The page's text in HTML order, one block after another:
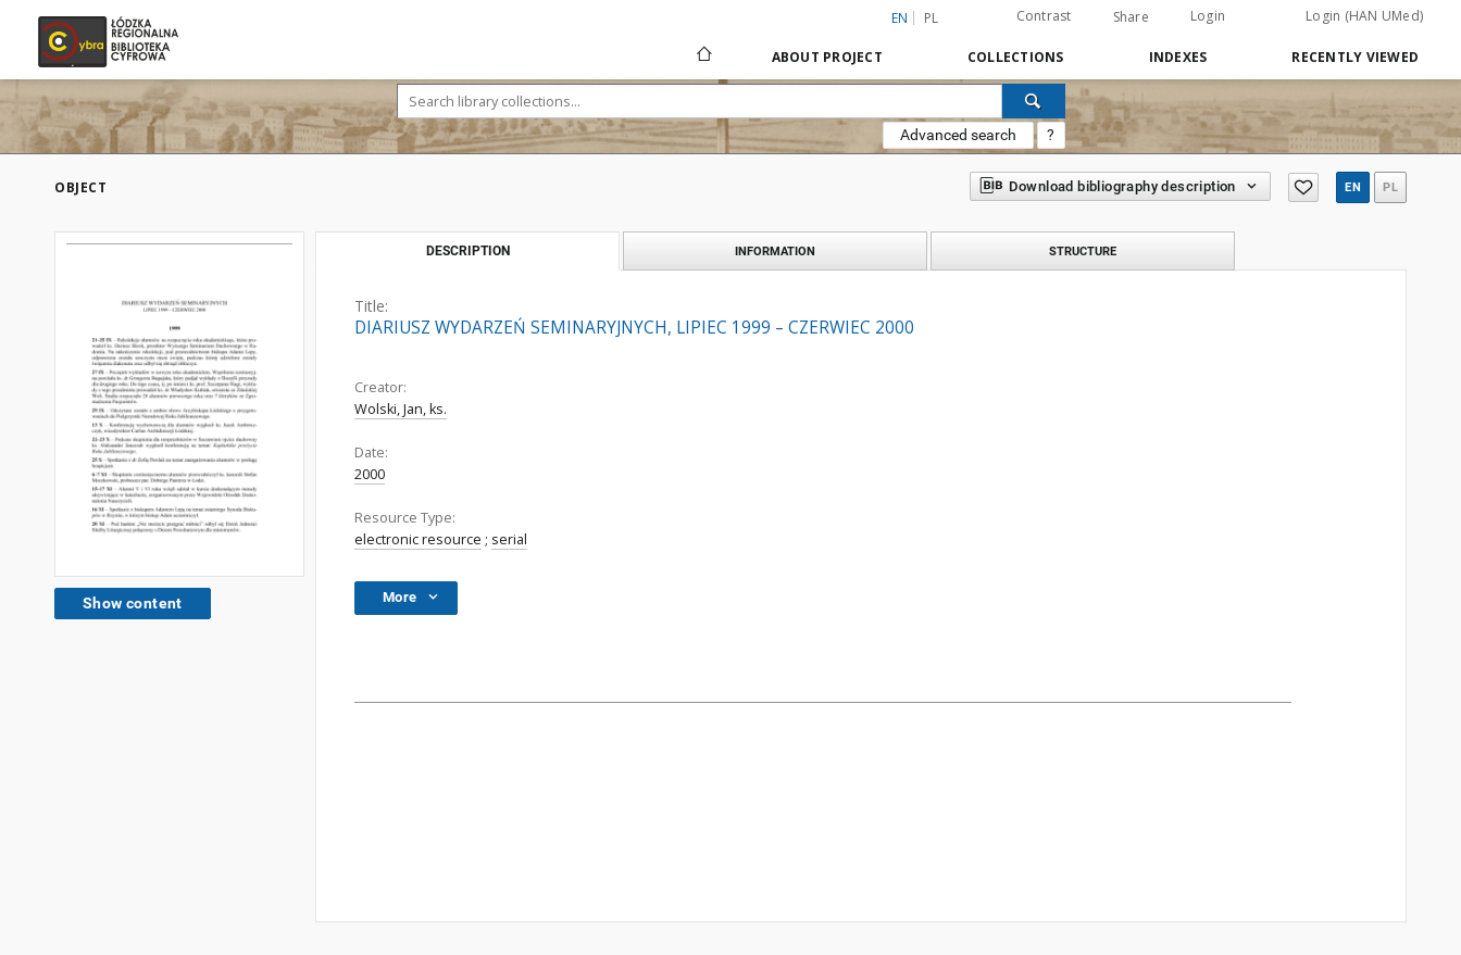
EN PL Contrast Share Login Login (HAN UMed)
ABOUT PROJECT COLLECTIONS INDEXES RECENTLY VIEWED
Advanced search ?
OBJECT Download bibliography description EN PL
Show content
DESCRIPTION INFORMATION STRUCTURE
Title:
DIARIUSZ WYDARZEŃ SEMINARYJNYCH, LIPIEC 1999 – CZERWIEC 2000
Creator:
Wolski, Jan, ks.
Date:
2000
Resource Type:
electronic resource ; serial
More